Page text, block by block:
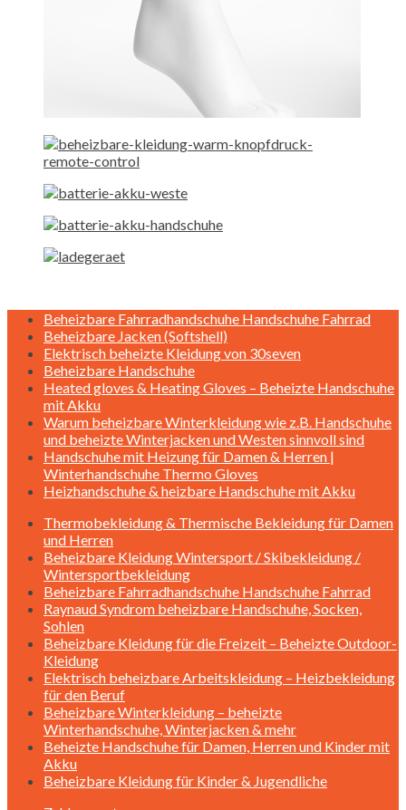
Beheizbare Fahrradhandschuhe Handschuhe Fahrrad
Beheizbare Jacken (Softshell)
Elektrisch beheizte Kleidung von 30seven
Beheizbare Handschuhe
Heated gloves & Heating Gloves – Beheizte Handschuhe
mit Akku
Warum beheizbare Winterkleidung wie z.B. Handschuhe
und beheizte Winterjacken und Westen sinnvoll sind
Handschuhe mit Heizung für Damen & Herren |
Winterhandschuhe Thermo Gloves
Heizhandschuhe & heizbare Handschuhe mit Akku
Thermobekleidung & Thermische Bekleidung für Damen
und Herren
Beheizbare Kleidung Wintersport / Skibekleidung /
Wintersportbekleidung
Beheizbare Fahrradhandschuhe Handschuhe Fahrrad
Raynaud Syndrom beheizbare Handschuhe, Socken,
Sohlen
Beheizbare Kleidung für die Freizeit – Beheizte Outdoor-
Kleidung
Elektrisch beheizbare Arbeitskleidung – Heizbekleidung
für den Beruf
Beheizbare Winterkleidung – beheizte
Winterhandschuhe, Winterjacken & mehr
Beheizte Handschuhe für Damen, Herren und Kinder mit
Akku
Beheizbare Kleidung für Kinder & Jugendliche